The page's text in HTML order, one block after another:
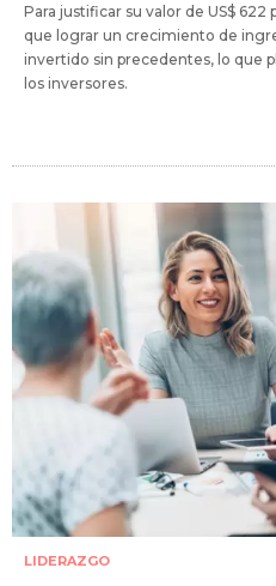
Para justificar su valor de US$
que lograr un crecimiento de
invertido sin precedentes, lo que
los inversores.
LIDERAZGO